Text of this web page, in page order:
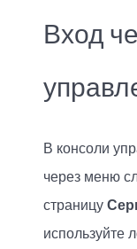
Вход
В консоли
через меню
страницу
используйте